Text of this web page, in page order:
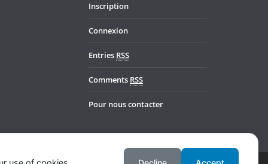
Inscription
Connexion
Entries RSS
Comments RSS
Pour nous contacter